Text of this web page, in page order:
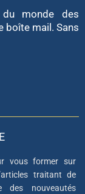
du monde des
boîte mail. Sans
vous former sur
traitant de
des nouveautés